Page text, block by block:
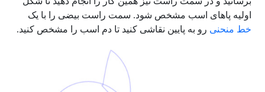
اولیه پاهای اسب مشخص شود. سمت راست بیضی را با یک
خط منحنی رو به پایین نقاشی کنید تا دم اسب را مشخص کنید.